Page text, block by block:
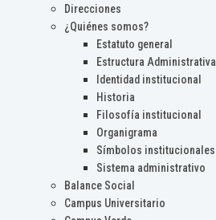
Direcciones
¿Quiénes somos?
Estatuto general
Estructura Administrativa
Identidad institucional
Historia
Filosofía institucional
Organigrama
Símbolos institucionales
Sistema administrativo
Balance Social
Campus Universitario